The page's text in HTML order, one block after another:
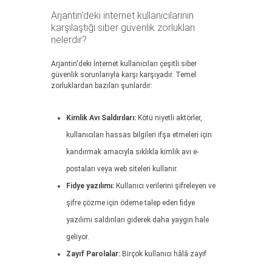
Arjantin'deki internet kullanıcılarının
karşılaştığı siber güvenlik zorlukları
nelerdir?
Arjantin'deki İnternet kullanıcıları çeşitli siber
güvenlik sorunlarıyla karşı karşıyadır. Temel
zorluklardan bazıları şunlardır:
Kimlik Avı Saldırıları: Kötü niyetli aktörler,
kullanıcıları hassas bilgileri ifşa etmeleri için
kandırmak amacıyla sıklıkla kimlik avı e-
postaları veya web siteleri kullanır.
Fidye yazılımı: Kullanıcı verilerini şifreleyen ve
şifre çözme için ödeme talep eden fidye
yazılımı saldırıları giderek daha yaygın hale
geliyor.
Zayıf Parolalar: Birçok kullanıcı hâlâ zayıf